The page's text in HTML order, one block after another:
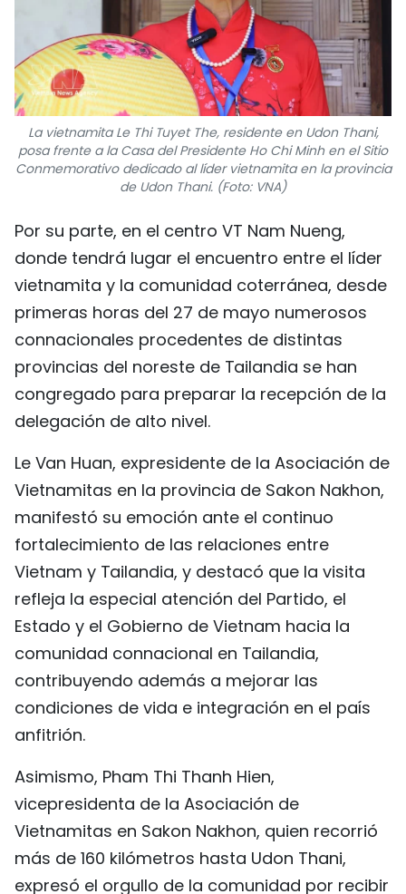
La vietnamita Le Thi Tuyet The, residente en Udon Thani,
posa frente a la Casa del Presidente Ho Chi Minh en el Sitio
Conmemorativo dedicado al líder vietnamita en la provincia
de Udon Thani. (Foto: VNA)
Por su parte, en el centro VT Nam Nueng,
donde tendrá lugar el encuentro entre el líder
vietnamita y la comunidad coterránea, desde
primeras horas del 27 de mayo numerosos
connacionales procedentes de distintas
provincias del noreste de Tailandia se han
congregado para preparar la recepción de la
delegación de alto nivel.
Le Van Huan, expresidente de la Asociación de
Vietnamitas en la provincia de Sakon Nakhon,
manifestó su emoción ante el continuo
fortalecimiento de las relaciones entre
Vietnam y Tailandia, y destacó que la visita
refleja la especial atención del Partido, el
Estado y el Gobierno de Vietnam hacia la
comunidad connacional en Tailandia,
contribuyendo además a mejorar las
condiciones de vida e integración en el país
anfitrión.
Asimismo, Pham Thi Thanh Hien,
vicepresidenta de la Asociación de
Vietnamitas en Sakon Nakhon, quien recorrió
más de 160 kilómetros hasta Udon Thani,
expresó el orgullo de la comunidad por recibir